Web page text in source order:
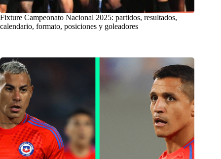
Fixture Campeonato Nacional 2025: partidos, resultados,
calendario, formato, posiciones y goleadores